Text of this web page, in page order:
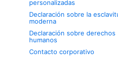
personalizadas
Declaración sobre la
moderna
Declaración sobre derechos
humanos
Contacto corporativo